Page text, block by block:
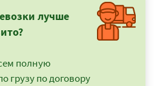
лучше
полную
грузу по договору